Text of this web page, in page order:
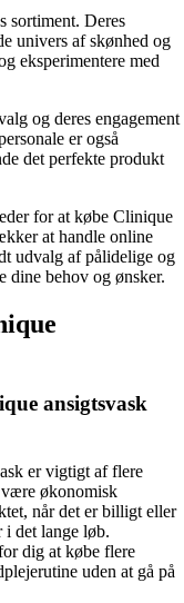
sortiment. Deres
univers af skønhed og
eksperimentere med
og deres engagement
er også
det perfekte produkt
for at købe Clinique
at handle online
udvalg af pålidelige og
dine behov og ønsker.
ansigtsvask
er vigtigt af flere
være økonomisk
når det er billigt eller
i det lange løb.
dig at købe flere
uden at gå på